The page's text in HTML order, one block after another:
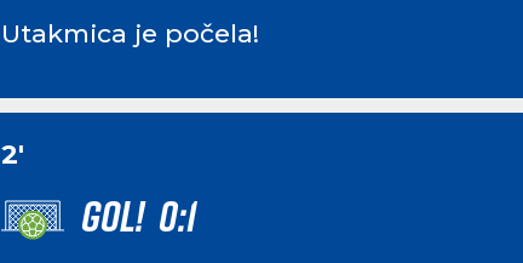
Utakmica je počela!
2'
GOL! 0:1